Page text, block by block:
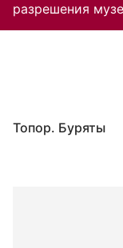
разрешения
Топор. Буряты